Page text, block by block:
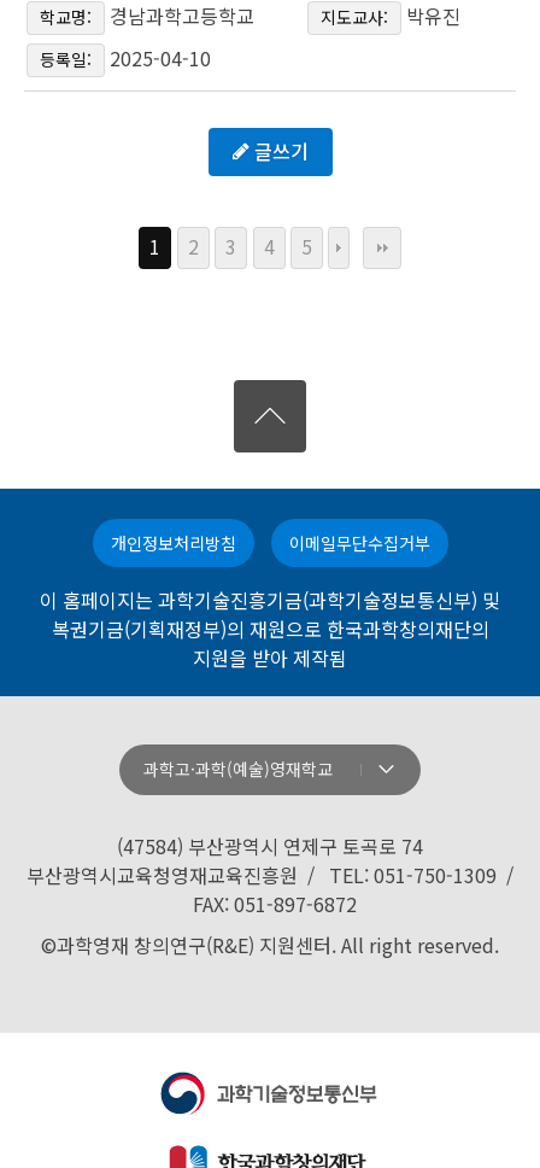
학교명: 경남과학고등학교 지도교사: 박유진
등록일: 2025-04-10
글쓰기
1 2 3 4 5
개인정보처리방침 이메일무단수집거부
이 홈페이지는 과학기술진흥기금(과학기술정보통신부) 및
복권기금(기획재정부)의 재원으로 한국과학창의재단의
지원을 받아 제작됨
과학고·과학(예술)영재학교
강원과학고등학교
경기북과학고등학교
경남과학고등학교
대구과학고등학교
대구일과학고등학교
(47584) 부산광역시 연제구 토곡로 74
부산광역시교육청영재교육진흥원 / TEL: 051-750-1309 /
FAX: 051-897-6872
©과학영재 창의연구(R&E) 지원센터. All right reserved.